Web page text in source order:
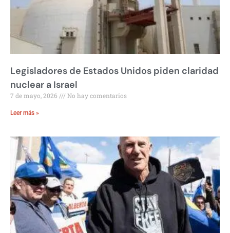
Legisladores de Estados Unidos piden claridad
nuclear a Israel
7 de mayo, 2026 No hay comentarios
Leer más »